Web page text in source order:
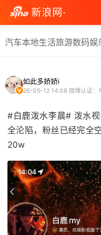
新浪网·
汽车本地生活旅游数码娱
如此多娇娇i
26-05-12 14:08 微博认证：
#白鹿泼水李晨# 泼水
全沦陷，粉丝已经完全
20w ​